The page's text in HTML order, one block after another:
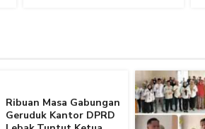
Ribuan Masa Gabungan
Geruduk Kantor DPRD